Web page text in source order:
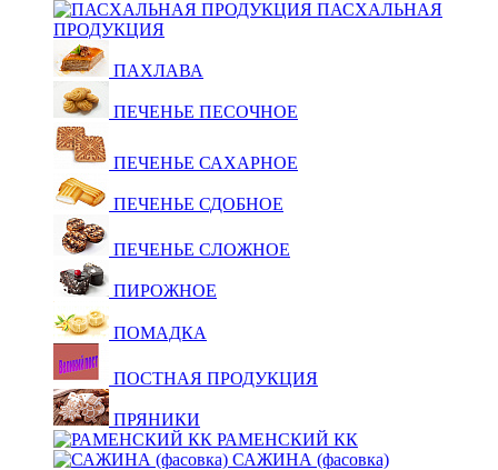
ПАСХАЛЬНАЯ
ПРОДУКЦИЯ
ПАХЛАВА
ПЕЧЕНЬЕ ПЕСОЧНОЕ
ПЕЧЕНЬЕ САХАРНОЕ
ПЕЧЕНЬЕ СДОБНОЕ
ПЕЧЕНЬЕ СЛОЖНОЕ
ПИРОЖНОЕ
ПОМАДКА
ПОСТНАЯ ПРОДУКЦИЯ
ПРЯНИКИ
РАМЕНСКИЙ КК
САЖИНА (фасовка)